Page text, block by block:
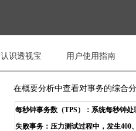
认识透视宝 用户使用指南
在概要分析中查看对事务的综合
每秒钟事务数（TPS）：系统每秒钟处
失败事务：压力测试过程中，发生400